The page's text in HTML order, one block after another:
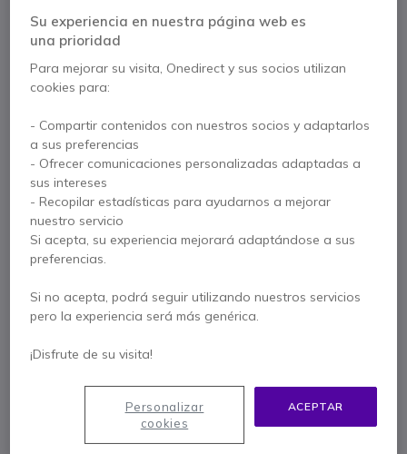
900 80 26 26
Descripción producto
Cleyver XTREM
La tablet indestructible para
Cleyver XTREMes una tablet robusta 4G diseñada
para entornos empresariales exigentes. Ejecutando
Android 10, ofrece una experiencia de usuario
Su experiencia en nuestra página web es
una prioridad
Para mejorar su visita, Onedirect y sus socios utilizan
cookies para:
- Compartir contenidos con nuestros socios y adaptarlos
a sus preferencias
- Ofrecer comunicaciones personalizadas adaptadas a
sus intereses
- Recopilar estadísticas para ayudarnos a mejorar
nuestro servicio
Si acepta, su experiencia mejorará adaptándose a sus
preferencias.
Si no acepta, podrá seguir utilizando nuestros servicios
pero la experiencia será más genérica.
¡Disfrute de su visita!
ACEPTAR
Personalizar
cookies